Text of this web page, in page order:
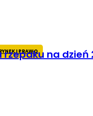
I PRAWO na dzień